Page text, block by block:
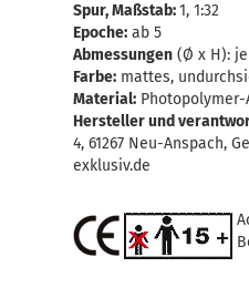
Spur, Maßstab:1, 1:32
Epoche:ab 5
Abmessungen(Ø x H): je
Farbe:mattes,
Material:Photopolymer-
Hersteller und
4, 61267 Neu-Anspach,
exklusiv.de